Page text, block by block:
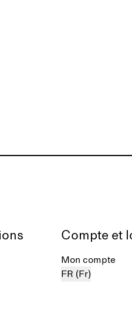
Compte et
Mon compte
FR (Fr)